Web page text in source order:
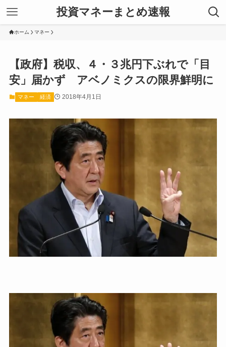
投資マネーまとめ速報
ホーム マネー
【政府】税収、４・３兆円下ぶれで「目
安」届かず アベノミクスの限界鮮明に
マネー 経済 2018年4月1日